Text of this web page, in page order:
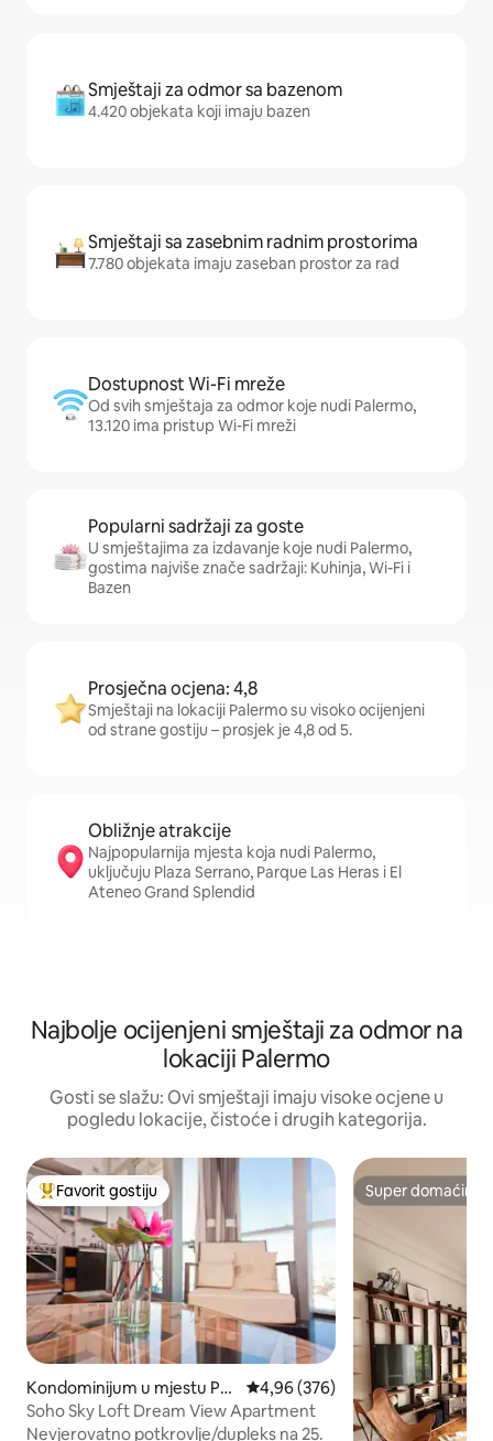
Smještaji za odmor sa bazenom
4.420 objekata koji imaju bazen
Smještaji sa zasebnim radnim prostorima
7.780 objekata imaju zaseban prostor za rad
Dostupnost Wi-Fi mreže
Od svih smještaja za odmor koje nudi Palermo,
13.120 ima pristup Wi-Fi mreži
Popularni sadržaji za goste
U smještajima za izdavanje koje nudi Palermo,
gostima najviše znače sadržaji: Kuhinja, Wi-Fi i
Bazen
Prosječna ocjena: 4,8
Smještaji na lokaciji Palermo su visoko ocijenjeni
od strane gostiju – prosjek je 4,8 od 5.
Obližnje atrakcije
Najpopularnija mjesta koja nudi Palermo,
uključuju Plaza Serrano, Parque Las Heras i El
Ateneo Grand Splendid
Najbolje ocijenjeni smještaji za odmor na
lokaciji Palermo
Gosti se slažu: Ovi smještaji imaju visoke ocjene u
pogledu lokacije, čistoće i drugih kategorija.
Glavni favorit gostiju
Favorit gostiju
Kondominijum u mjestu Pal
ermo
prosječna ocjena 4,96 od 5,
4,96 (376)
Soho Sky Loft Dream View Apartment
Nevjerovatno potkrovlje/dupleks na 25.
Super domaćin
Super domaćin